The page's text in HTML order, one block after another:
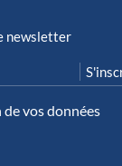
newsletter
vos données